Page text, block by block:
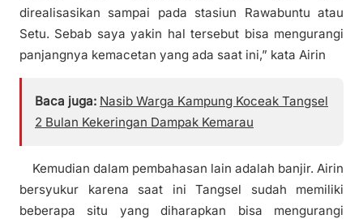
direalisasikan sampai pada stasiun Rawabuntu atau
Setu. Sebab saya yakin hal tersebut bisa mengurangi
panjangnya kemacetan yang ada saat ini,” kata Airin
Baca juga: Nasib Warga Kampung Koceak Tangsel
2 Bulan Kekeringan Dampak Kemarau
Kemudian dalam pembahasan lain adalah banjir. Airin
bersyukur karena saat ini Tangsel sudah memiliki
beberapa situ yang diharapkan bisa mengurangi